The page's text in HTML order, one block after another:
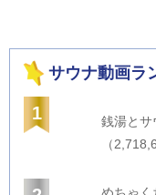
サウナ動画ラ
1
銭湯と
（
めちゃ